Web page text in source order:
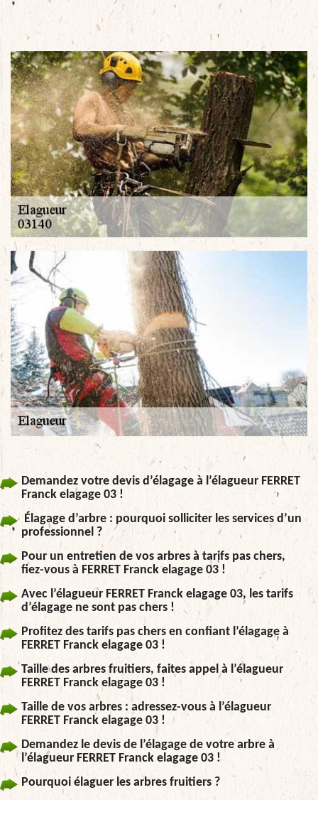
Demandez votre devis d’élagage à l’élagueur FERRET
Franck elagage 03 !
Élagage d’arbre : pourquoi solliciter les services d’un
professionnel ?
Pour un entretien de vos arbres à tarifs pas chers,
fiez-vous à FERRET Franck elagage 03 !
Avec l’élagueur FERRET Franck elagage 03, les tarifs
d’élagage ne sont pas chers !
Profitez des tarifs pas chers en confiant l’élagage à
FERRET Franck elagage 03 !
Taille des arbres fruitiers, faites appel à l’élagueur
FERRET Franck elagage 03 !
Taille de vos arbres : adressez-vous à l’élagueur
FERRET Franck elagage 03 !
Demandez le devis de l’élagage de votre arbre à
l’élagueur FERRET Franck elagage 03 !
Pourquoi élaguer les arbres fruitiers ?